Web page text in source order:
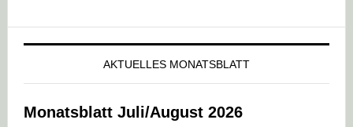
AKTUELLES MONATSBLATT
Monatsblatt Juli/August 2026